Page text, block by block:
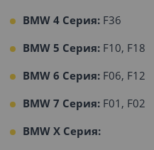
BMW 4 Серия: F36
BMW 5 Серия: F10, F18
BMW 6 Серия: F06, F12
BMW 7 Серия: F01, F02
BMW X Серия: